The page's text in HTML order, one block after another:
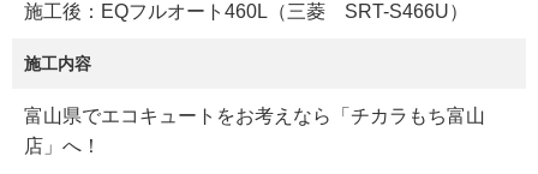
施工後：EQフルオート460L（三菱 SRT-S466U）
施工内容
富山県でエコキュートをお考えなら「チカラもち富山
店」へ！